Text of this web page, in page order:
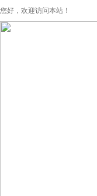
您好，欢迎访问本站！